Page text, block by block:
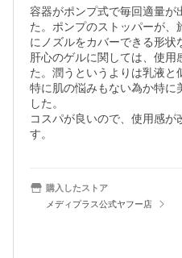
容器がポンプ式で毎回適量が
た。ポンプのストッパーが、
にノズルをカバーできる形状
肝心のゲルに関しては、使用
た。潤うというよりは乳液と
特に肌の悩みもない為か特に
した。
コスパが良いので、使用感
す。
購入したストア
メディプラス公式ヤフー店